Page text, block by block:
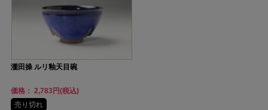
瀧田操 ルリ釉天目碗
価格： 2,783円(税込)
売り切れ